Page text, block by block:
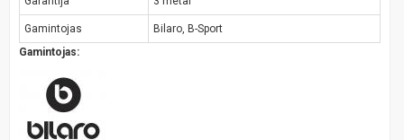
Gamintojas
Bilaro, B-Sport
Gamintojas: